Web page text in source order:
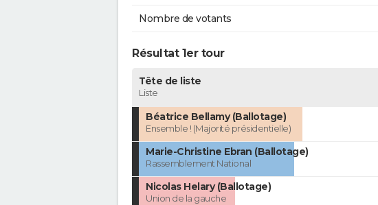
Nombre de votants
Résultat 1er tour
Tête de liste
Liste
Béatrice Bellamy (Ballotage)
Ensemble ! (Majorité présidentielle)
Marie-Christine Ebran (Ballotage)
Rassemblement National
Nicolas Helary (Ballotage)
Union de la gauche